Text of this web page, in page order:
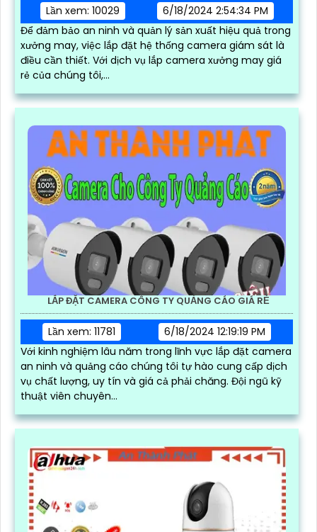
Lần xem: 10029
6/18/2024 2:54:34 PM
Để đảm bảo an ninh và quản lý sản xuất hiệu quả trong
xưởng may, việc lắp đặt hệ thống camera giám sát là
điều cần thiết. Với dịch vụ lắp camera xưởng may giá
rẻ của chúng tôi,...
LẮP ĐẶT CAMERA CÔNG TY QUẢNG CÁO GIÁ RẺ
Lần xem: 11781
6/18/2024 12:19:19 PM
Với kinh nghiệm lâu năm trong lĩnh vực lắp đặt camera
an ninh và quảng cáo chúng tôi tự hào cung cấp dịch
vụ chất lượng, uy tín và giá cả phải chăng. Đội ngũ kỹ
thuật viên chuyên...